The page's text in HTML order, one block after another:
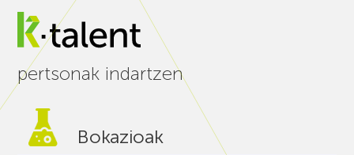
pertsonak indartzen
Bokazioak